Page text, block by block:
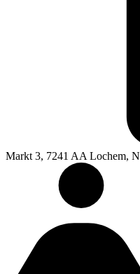
Markt 3, 7241 AA Lochem,